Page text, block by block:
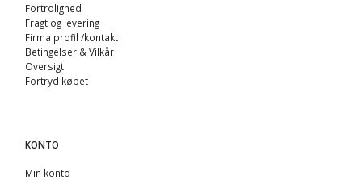
Fortrolighed
Fragt og levering
Firma profil /kontakt
Betingelser & Vilkår
Oversigt
Fortryd købet
KONTO
Min konto